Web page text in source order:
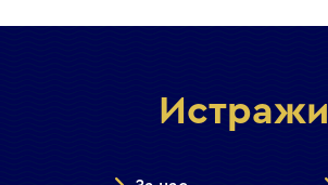
Истражи